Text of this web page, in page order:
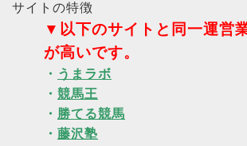
サイトの特徴
▼以下のサイトと同一運営
が高いです。
・ うまラボ
・ 競馬王
・ 勝てる競馬
・ 藤沢塾